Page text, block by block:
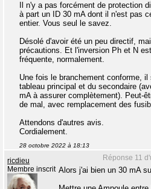
Il n'y a pas forcément de protection
à part un ID 30 mA dont il n'est pas
entier. Vous seul le savez.
Désolé d'avoir été un peu directif,
précautions. Et l'inversion Ph et N
fréquente, normalement.
Une fois le branchement conforme,
tableau principal et du secondaire
mA à assurer complètement). Peut-
de mal, avec remplacement des
Attendons d'autres avis.
Cordialement.
28 octobre 2022 à 18:13
Réponse 11
ricdieu
Membre inscrit Alors j'ai bien un 30 mA